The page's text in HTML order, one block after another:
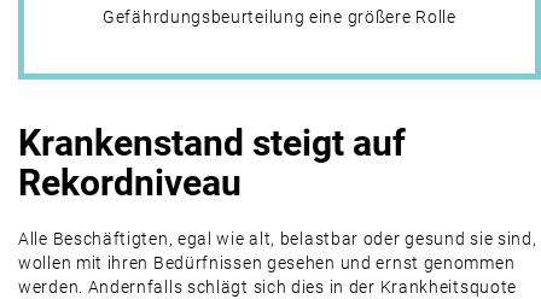
Gefährdungsbeurteilung eine größere Rolle
Krankenstand steigt auf
Rekordniveau
Alle Beschäftigten, egal wie alt, belastbar oder gesund sie sind,
wollen mit ihren Bedürfnissen gesehen und ernst genommen
werden. Andernfalls schlägt sich dies in der Krankheitsquote